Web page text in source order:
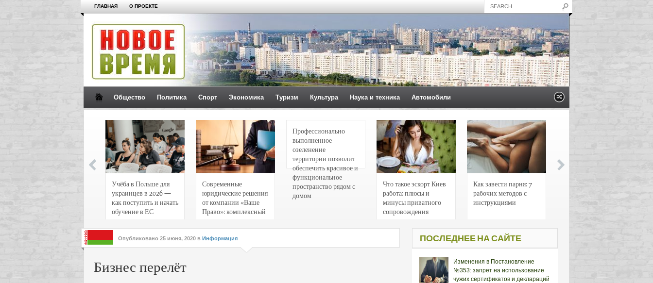
ГЛАВНАЯ О ПРОЕКТЕ
Общество Политика Спорт Экономика Туризм Культура Наука и техника Автомобили
Учёба в Польше для
украинцев в 2026 —
как поступить и начать
обучение в ЕС
Современные
юридические решения
от компании «Ваше
Право»: комплексный
интересов клиентов
Профессионально
выполненное
озеленение
территории позволит
обеспечить красивое и
функциональное
пространство рядом с
домом
Что такое эскорт Киев
работа: плюсы и
минусы приватного
сопровождения
Как завести парня: 7
рабочих методов с
инструкциями
Опубликовано 25 июня, 2020 в Информация
Бизнес перелёт
ПОСЛЕДНЕЕ НА САЙТЕ
Изменения в Постановление
№353: запрет на использование
чужих сертификатов и деклараций